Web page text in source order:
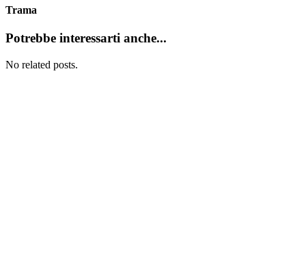
Trama
Potrebbe interessarti anche...
No related posts.